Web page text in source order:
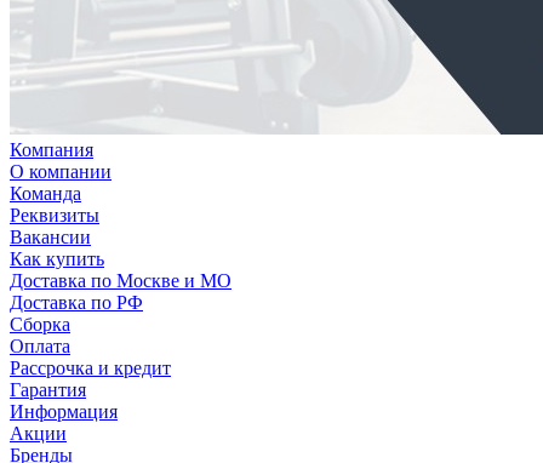
Компания
О компании
Команда
Реквизиты
Вакансии
Как купить
Доставка по Москве и МО
Доставка по РФ
Сборка
Оплата
Рассрочка и кредит
Гарантия
Информация
Акции
Бренды